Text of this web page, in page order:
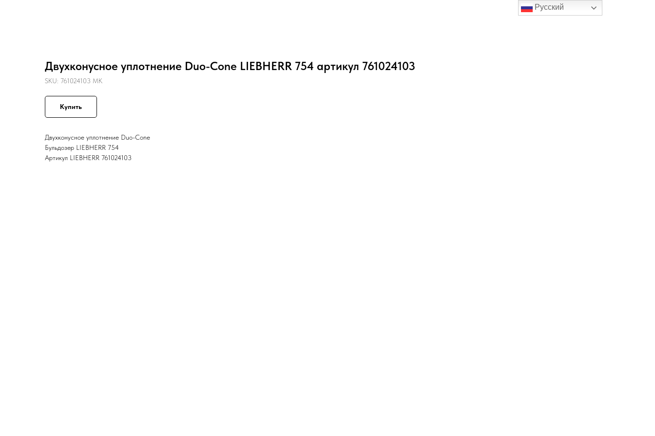
Русский
Двухконусное уплотнение Duo-Cone LIEBHERR 754 артикул 761024103
SKU: 761024103 MK
Купить
Двухконусное уплотнение Duo-Cone
Бульдозер LIEBHERR 754
Артикул LIEBHERR 761024103